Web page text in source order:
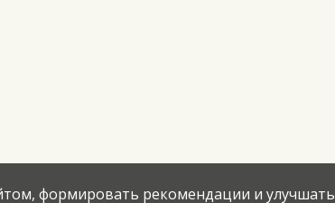
формировать рекомендации и улучшать